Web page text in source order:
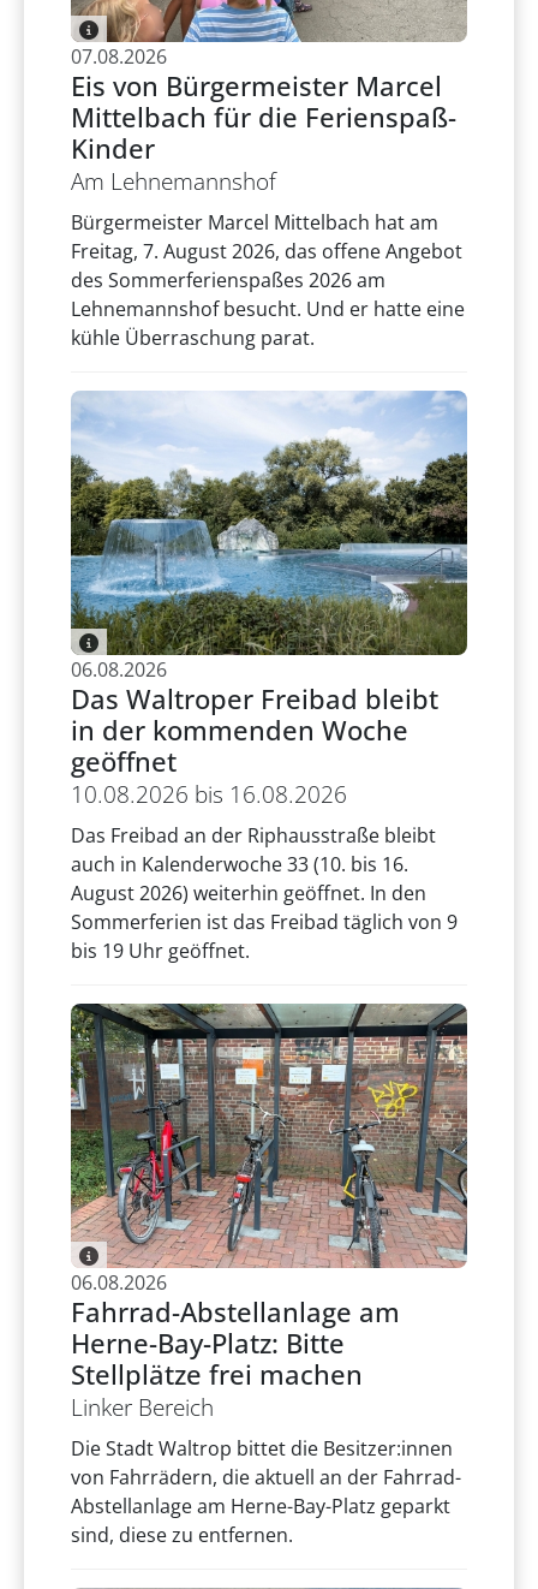
07.08.2026
Eis von Bürgermeister Marcel
Mittelbach für die Ferienspaß-
Kinder
Am Lehnemannshof
Bürgermeister Marcel Mittelbach hat am
Freitag, 7. August 2026, das offene Angebot
des Sommerferienspaßes 2026 am
Lehnemannshof besucht. Und er hatte eine
kühle Überraschung parat.
06.08.2026
Das Waltroper Freibad bleibt
in der kommenden Woche
geöffnet
10.08.2026 bis 16.08.2026
Das Freibad an der Riphausstraße bleibt
auch in Kalenderwoche 33 (10. bis 16.
August 2026) weiterhin geöffnet. In den
Sommerferien ist das Freibad täglich von 9
bis 19 Uhr geöffnet.
06.08.2026
Fahrrad-Abstellanlage am
Herne-Bay-Platz: Bitte
Stellplätze frei machen
Linker Bereich
Die Stadt Waltrop bittet die Besitzer:innen
von Fahrrädern, die aktuell an der Fahrrad-
Abstellanlage am Herne-Bay-Platz geparkt
sind, diese zu entfernen.